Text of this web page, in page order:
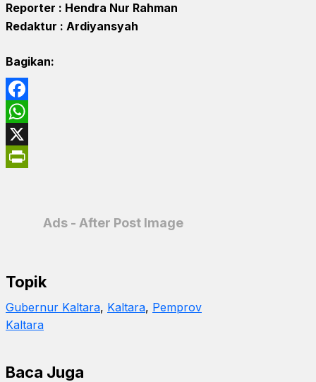
Reporter : Hendra Nur Rahman
Redaktur : Ardiyansyah
Bagikan:
Facebook
WhatsApp
X
Ads - After Post Image
Topik
Gubernur Kaltara, Kaltara, Pemprov
Kaltara
Baca Juga